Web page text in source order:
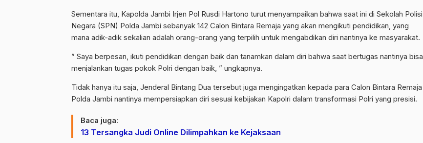
Sementara itu, Kapolda Jambi Irjen Pol Rusdi Hartono turut menyampaikan bahwa saat ini di Sekolah Polisi
Negara (SPN) Polda Jambi sebanyak 142 Calon Bintara Remaja yang akan mengikuti pendidikan, yang
mana adik-adik sekalian adalah orang-orang yang terpilih untuk mengabdikan diri nantinya ke masyarakat.
” Saya berpesan, ikuti pendidikan dengan baik dan tanamkan dalam diri bahwa saat bertugas nantinya bisa
menjalankan tugas pokok Polri dengan baik, ” ungkapnya.
Tidak hanya itu saja, Jenderal Bintang Dua tersebut juga mengingatkan kepada para Calon Bintara Remaja
Polda Jambi nantinya mempersiapkan diri sesuai kebijakan Kapolri dalam transformasi Polri yang presisi.
Baca juga:
13 Tersangka Judi Online Dilimpahkan ke Kejaksaan